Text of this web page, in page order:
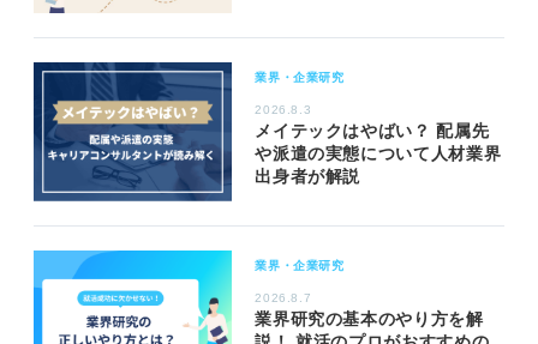
業界・企業研究
2026.8.3
メイテックはやばい？ 配属先
や派遣の実態について人材業界
出身者が解説
業界・企業研究
2026.8.7
業界研究の基本のやり方を解